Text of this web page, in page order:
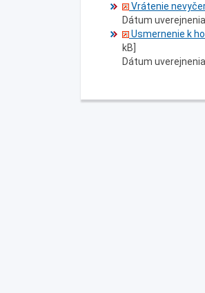
Vrátenie
Dátum
Usmernenie k
kB]
Dátum